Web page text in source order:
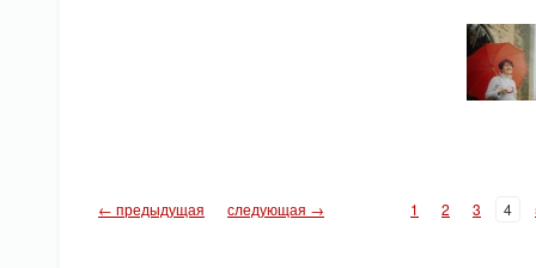
← предыдущая следующая → 1 2 3 4